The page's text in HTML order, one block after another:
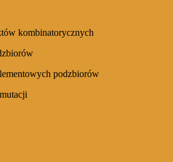
kombinatorycznych
podzbiorów